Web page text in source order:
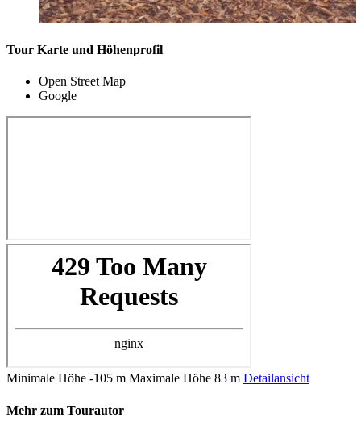
Tour Karte und Höhenprofil
Open Street Map
Google
Minimale Höhe -105 m Maximale Höhe 83 m Detailansicht
Mehr zum Tourautor